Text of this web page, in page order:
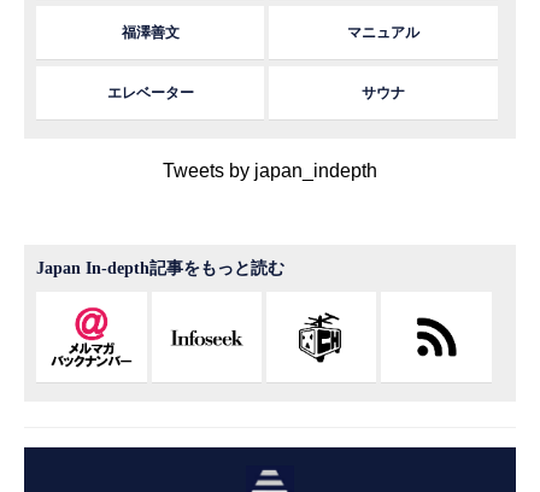
福澤善文 マニュアル
エレベーター サウナ
Tweets by japan_indepth
Japan In-depth記事をもっと読む